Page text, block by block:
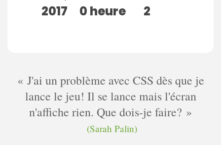
2017 0 heure 2
J'ai un problème avec CSS dès que je
lance le jeu! Il se lance mais l'écran
n'affiche rien. Que dois-je faire?
(Sarah Palin)